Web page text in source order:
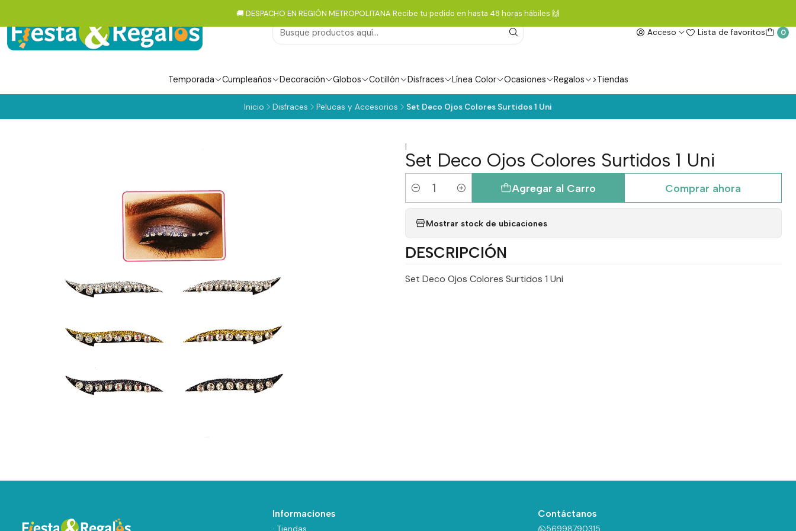
Acceso Lista de favoritos 0
Temporada Cumpleaños Decoración Globos Cotillón Disfraces Línea Color Ocasiones Regalos >Tiendas
🚚 DESPACHO EN REGIÓN METROPOLITANA Recibe tu pedido en hasta 48 horas hábiles 🙌
Inicio Disfraces Pelucas y Accesorios Set Deco Ojos Colores Surtidos 1 Uni
|
Set Deco Ojos Colores Surtidos 1 Uni
Cantidad
Agregar al Carro Comprar ahora
Mostrar stock de ubicaciones
DESCRIPCIÓN
Set Deco Ojos Colores Surtidos 1 Uni
Informaciones
· Tiendas
Contáctanos
56998790315